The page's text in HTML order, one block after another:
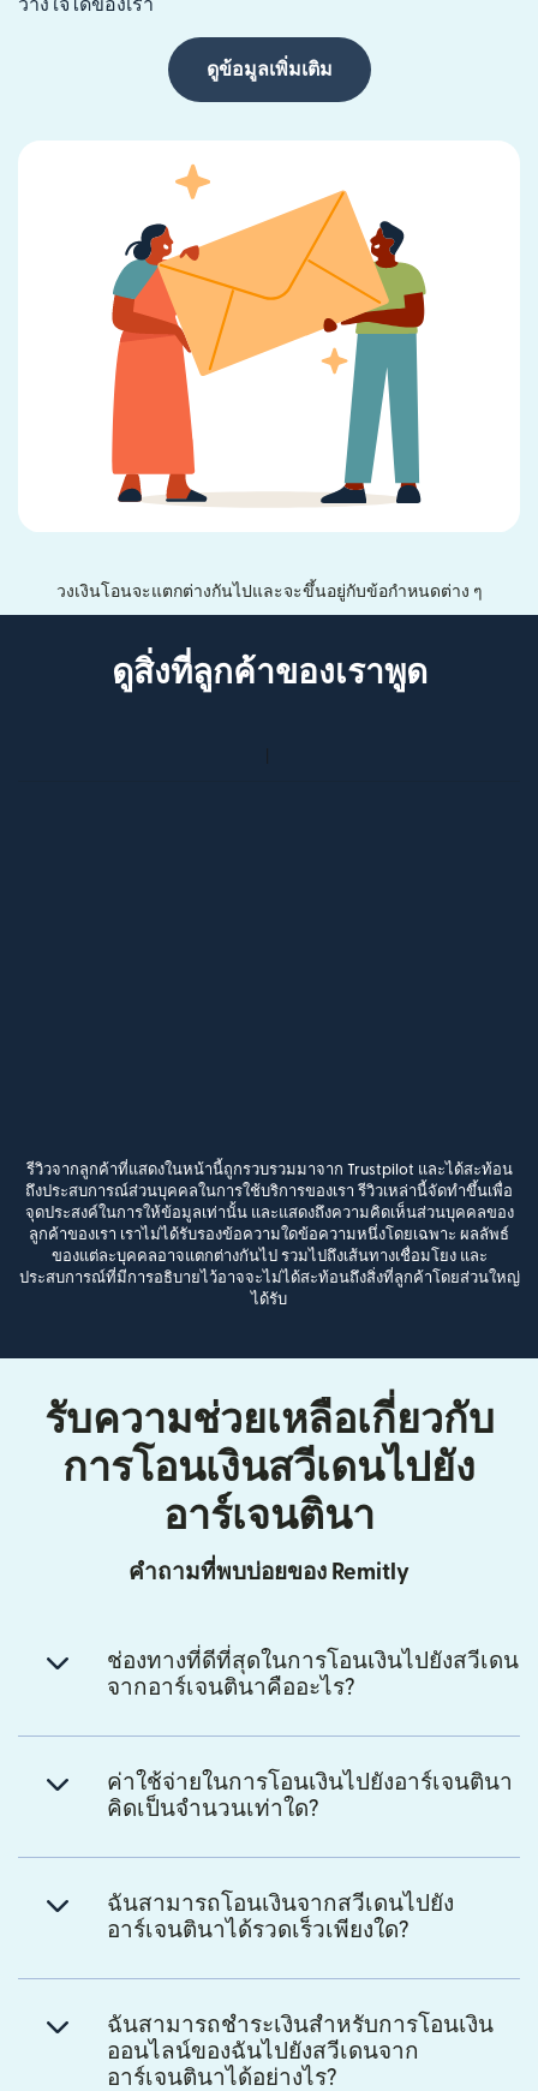
วางใจได้ของเรา
ดูข้อมูลเพิ่มเติม
วงเงินโอนจะแตกต่างกันไปและจะขึ้นอยู่กับข้อกำหนดต่าง ๆ
ดูสิ่งที่ลูกค้าของเราพูด
รีวิวจากลูกค้าที่แสดงในหน้านี้ถูกรวบรวมมาจาก Trustpilot และได้สะท้อน
ถึงประสบการณ์ส่วนบุคคลในการใช้บริการของเรา รีวิวเหล่านี้จัดทำขึ้นเพื่อ
จุดประสงค์ในการให้ข้อมูลเท่านั้น และแสดงถึงความคิดเห็นส่วนบุคคลของ
ลูกค้าของเรา เราไม่ได้รับรองข้อความใดข้อความหนึ่งโดยเฉพาะ ผลลัพธ์
ของแต่ละบุคคลอาจแตกต่างกันไป รวมไปถึงเส้นทางเชื่อมโยง และ
ประสบการณ์ที่มีการอธิบายไว้อาจจะไม่ได้สะท้อนถึงสิ่งที่ลูกค้าโดยส่วนใหญ่
ได้รับ
รับความช่วยเหลือเกี่ยวกับ
การโอนเงินสวีเดนไปยัง
อาร์เจนตินา
คำถามที่พบบ่อยของ Remitly
ช่องทางที่ดีที่สุดในการโอนเงินไปยังสวีเดน
จากอาร์เจนตินาคืออะไร?
ค่าใช้จ่ายในการโอนเงินไปยังอาร์เจนตินา
คิดเป็นจำนวนเท่าใด?
ฉันสามารถโอนเงินจากสวีเดนไปยัง
อาร์เจนตินาได้รวดเร็วเพียงใด?
ฉันสามารถชำระเงินสำหรับการโอนเงิน
ออนไลน์ของฉันไปยังสวีเดนจาก
อาร์เจนตินาได้อย่างไร?